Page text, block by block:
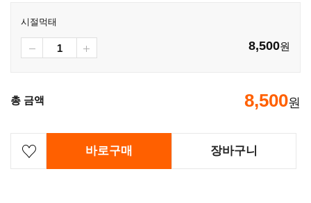
시절먹태
8,500원
총 금액 8,500원
바로구매 장바구니